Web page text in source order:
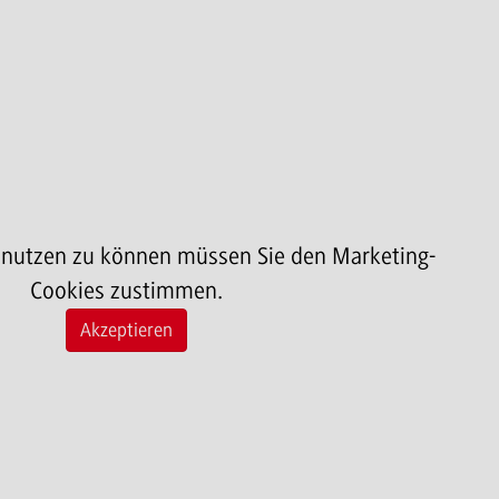
zu können müssen Sie den Marketing-
Cookies zustimmen.
Akzeptieren